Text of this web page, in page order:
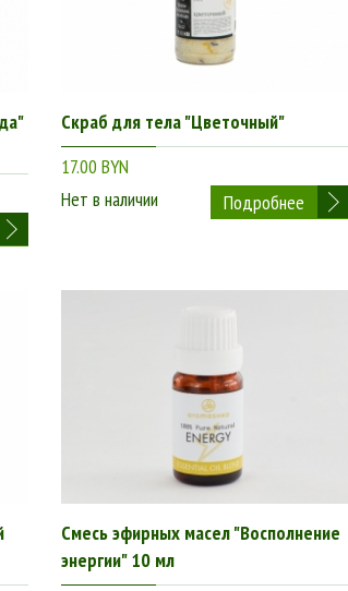
Скраб для тела "Цветочный"
17.00 BYN
Нет в наличии
Подробнее
Смесь эфирных масел "Восполнение
энергии" 10 мл